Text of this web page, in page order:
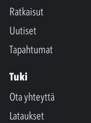
Ratkaisut
Uutiset
Tapahtumat
Tuki
Ota yhteyttä
Lataukset